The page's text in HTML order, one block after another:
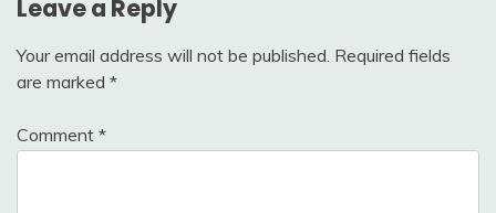
Leave a Reply
Your email address will not be published. Required fields
are marked *
Comment *